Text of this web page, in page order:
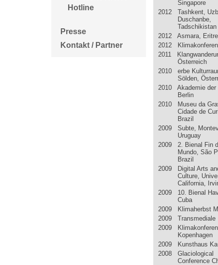
Hotline
Presse
Kontakt / Partner
Singapore
2012 Tashkent,
Duschanbe,
Tadschikistan
2012 Asmara,
2012
2011
Österreich
2010 erbe
Sölden,
2010 Akademie der
Berlin
2010 Museu da
Cidade de
Brazil
2009 Subte,
Uruguay
2009 2. Bienal Fin
Mundo, São
Brazil
2009 Digital Arts
Culture,
California,
2009 10. Bienal
Cuba
2009 Klimaherbst
2009 Transmediale
2009
Kopenhagen
2009 Kunsthaus
2008 Glaciological
Conference